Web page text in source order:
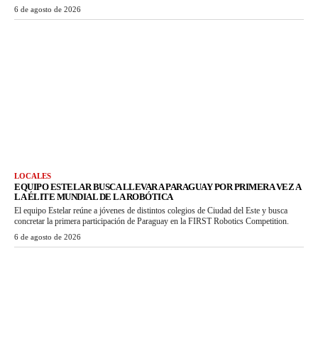
6 de agosto de 2026
LOCALES
EQUIPO ESTELAR BUSCA LLEVAR A PARAGUAY POR PRIMERA VEZ A
LA ÉLITE MUNDIAL DE LA ROBÓTICA
El equipo Estelar reúne a jóvenes de distintos colegios de Ciudad del Este y busca
concretar la primera participación de Paraguay en la FIRST Robotics Competition.
6 de agosto de 2026